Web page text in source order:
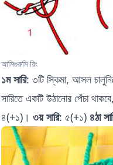
আমিগুরুমি রিং
১ম সারি: ৩টি স্কিমা, আসল
সারিতে একটি উঠানোর পেঁচা
৪(+১)। ৩য় সারি: ৫(+১) ৪ঠা